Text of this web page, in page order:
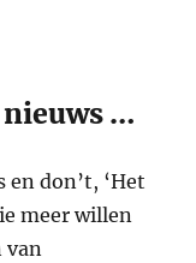
nieuws …
en don’t, ‘Het
meer willen
van